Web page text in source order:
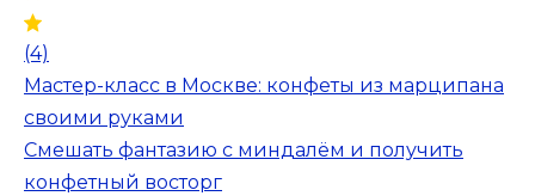
(4)
Мастер-класс в Москве: конфеты из марципана
своими руками
Смешать фантазию с миндалём и получить
конфетный восторг